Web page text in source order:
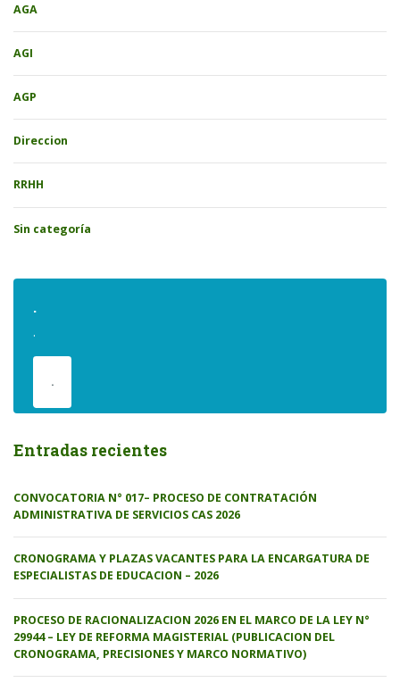
AGA
AGI
AGP
Direccion
RRHH
Sin categoría
.
.
.
Entradas recientes
CONVOCATORIA N° 017– PROCESO DE CONTRATACIÓN
ADMINISTRATIVA DE SERVICIOS CAS 2026
CRONOGRAMA Y PLAZAS VACANTES PARA LA ENCARGATURA DE
ESPECIALISTAS DE EDUCACION – 2026
PROCESO DE RACIONALIZACION 2026 EN EL MARCO DE LA LEY N°
29944 – LEY DE REFORMA MAGISTERIAL (PUBLICACION DEL
CRONOGRAMA, PRECISIONES Y MARCO NORMATIVO)